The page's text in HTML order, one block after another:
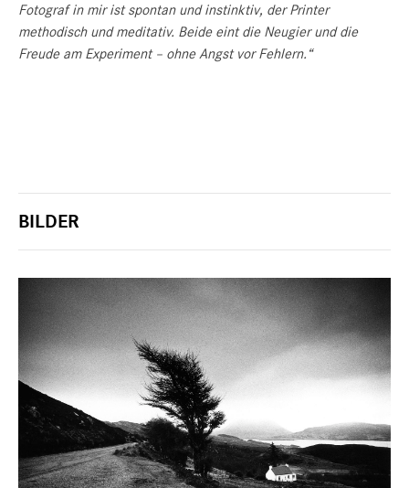
Fotograf in mir ist spontan und instinktiv, der Printer
methodisch und meditativ. Beide eint die Neugier und die
Freude am Experiment – ohne Angst vor Fehlern.“
BILDER